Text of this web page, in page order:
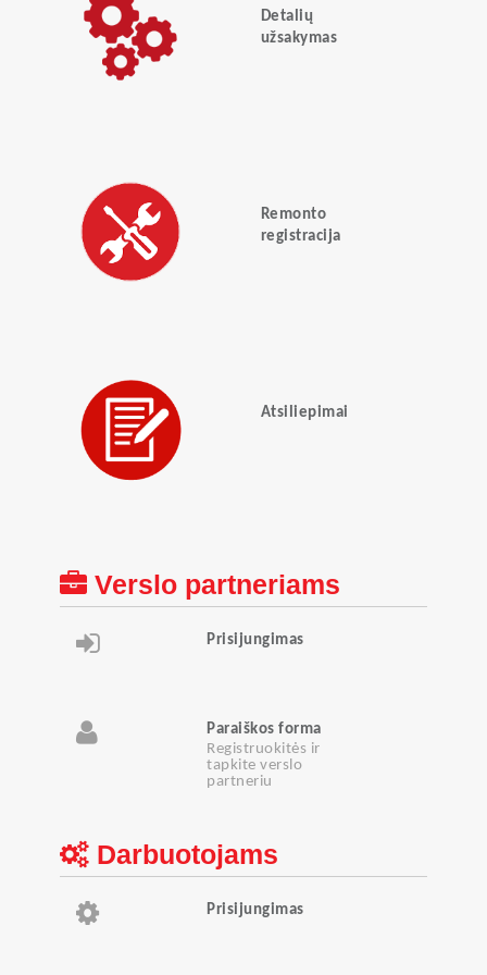
Detalių
užsakymas
Remonto
registracija
Atsiliepimai
Verslo partneriams
Prisijungimas
Paraiškos forma
Registruokitės ir
tapkite verslo
partneriu
Darbuotojams
Prisijungimas